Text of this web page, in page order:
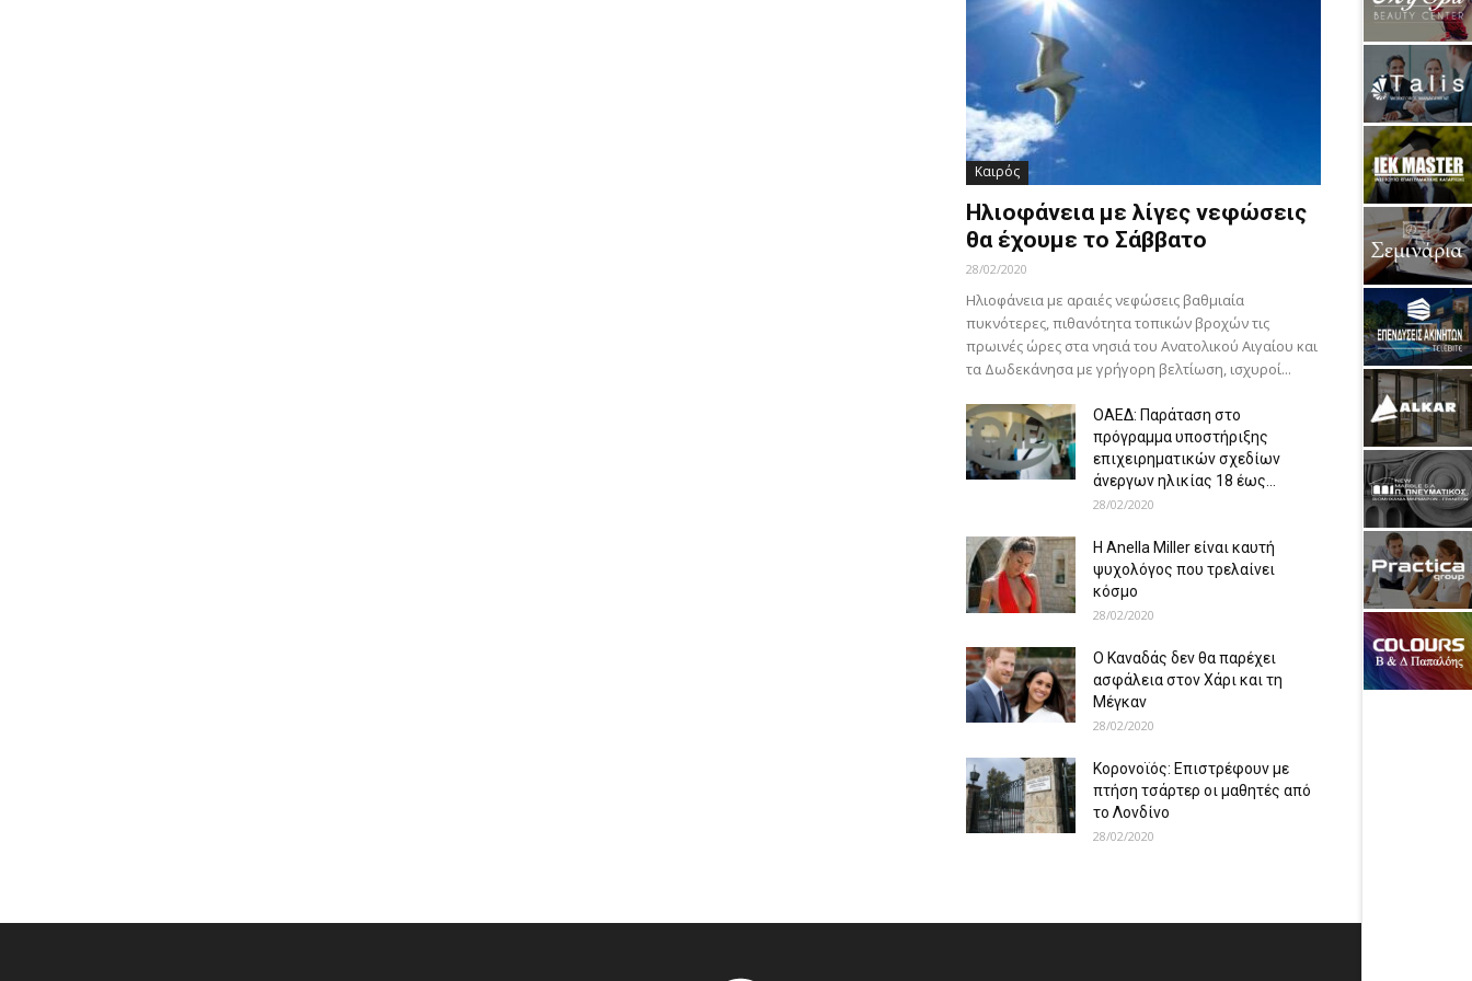
Καιρός
Ηλιοφάνεια με λίγες νεφώσεις
θα έχουμε το Σάββατο
28/02/2020
Ηλιοφάνεια με αραιές νεφώσεις βαθμιαία
πυκνότερες, πιθανότητα τοπικών βροχών τις
πρωινές ώρες στα νησιά του Ανατολικού Αιγαίου και
τα Δωδεκάνησα με γρήγορη βελτίωση, ισχυροί...
ΟΑΕΔ: Παράταση στο
πρόγραμμα υποστήριξης
επιχειρηματικών σχεδίων
άνεργων ηλικίας 18 έως...
28/02/2020
Η Anella Miller είναι καυτή
ψυχολόγος που τρελαίνει
κόσμο
28/02/2020
Ο Καναδάς δεν θα παρέχει
ασφάλεια στον Χάρι και τη
Μέγκαν
28/02/2020
Κορονοϊός: Επιστρέφουν με
πτήση τσάρτερ οι μαθητές από
το Λονδίνο
28/02/2020